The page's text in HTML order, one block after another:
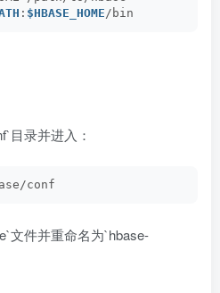
: $HBASE_HOME/bin
目录并进入：
conf
文件并重命名为`hbase-